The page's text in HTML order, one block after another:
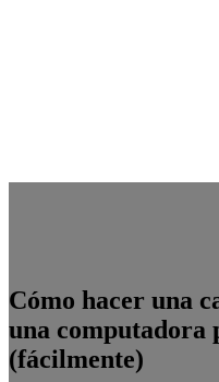
Cómo hacer una
una computadora
(fácilmente)